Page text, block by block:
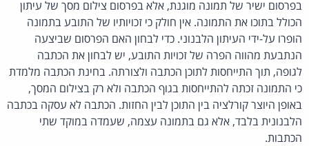
בפרסום ישיר של תמונה מוגנת, אלא בפרסום צילום מסך של עיתון
הכולל בתוכו את התמונה. אין חולק כי זכויותיו של התובע בתמונה
הופרו על-ידי העיתון הלבנוני. כדי לבחון האם הפרסום שביצעה
הנתבעת מהווה הפרה של זכויות התובע, יש לבחון את הכתבה
לגופה, תוך התייחסות לתוכן הכתבה ולצורתה. בחינת הכתבה מלמדת
כי התמונה זכתה להתייחסות בגוף הכתבה ולא רק בצילום המסך,
באופן היוצר קורלציה בין התוכן לבין החזות. הכתבה לא עסקה בכתבה
הלבנונית בלבד, אלא גם בתמונה עצמה, שעמדה במוקד שתי
הכתבות.